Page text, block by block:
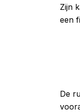
Zijn
een
De